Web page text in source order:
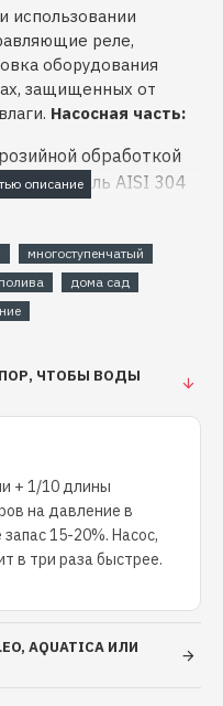
использовании
реле,
оборудования
защищенных от
Насосная часть:
обработкой
сталь AISI 304
закрытого типа,
окружающей
перекачиваемой
многоступенчатый
дома сад
ЧТОБЫ ВОДЫ
+ 1/10 длины
на давление в
15-20%. Насос,
в три раза быстрее.
AQUATICA ИЛИ